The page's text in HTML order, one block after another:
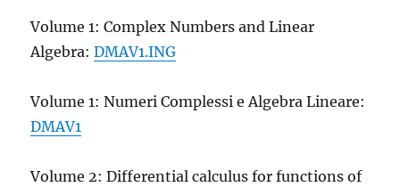
Volume 1: Complex Numbers and Linear
Algebra:DMAV1.ING
Volume 1: Numeri Complessi e Algebra Lineare:
DMAV1
Volume 2: Differential calculus for functions of